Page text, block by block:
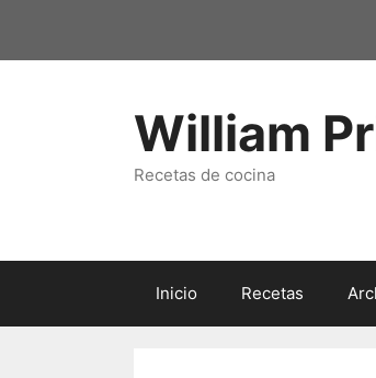
contenido
William
Recetas de cocina
Inicio Recetas